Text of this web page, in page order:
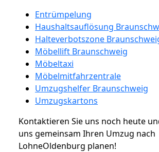
Entrümpelung
Haushaltsauflösung
Halteverbotszone
Möbellift Braunschweig
Möbeltaxi
Möbelmitfahrzentrale
Umzugshelfer Braunschweig
Umzugskartons
Kontaktieren Sie uns noch heute
uns gemeinsam Ihren Umzug nach
LohneOldenburg planen!